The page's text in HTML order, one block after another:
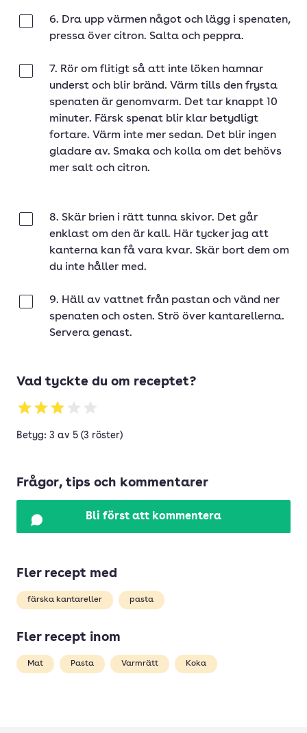
6. Dra upp värmen något och lägg i spenaten,
pressa över citron. Salta och peppra.
7. Rör om flitigt så att inte löken hamnar
underst och blir bränd. Värm tills den frysta
spenaten är genomvarm. Det tar knappt 10
minuter. Färsk spenat blir klar betydligt
fortare. Värm inte mer sedan. Det blir ingen
gladare av. Smaka och kolla om det behövs
mer salt och citron.
8. Skär brien i rätt tunna skivor. Det går
enklast om den är kall. Här tycker jag att
kanterna kan få vara kvar. Skär bort dem om
du inte håller med.
9. Häll av vattnet från pastan och vänd ner
spenaten och osten. Strö över kantarellerna.
Servera genast.
Vad tyckte du om receptet?
Betyg: 3 av 5 (3 röster)
Frågor, tips och kommentarer
Bli först att kommentera
Fler recept med
färska kantareller pasta
Fler recept inom
Mat Pasta Varmrätt Koka